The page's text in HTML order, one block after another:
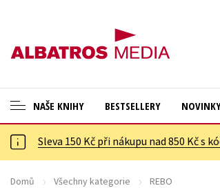
NAŠE KNIHY
ANGLICKÉ KNIHY -20 %
VÝPRODEJ -70 %
BESTSELLERY
Sleva 150 Kč při nákupu nad 850 Kč s
Domů Všechny kategorie REBO